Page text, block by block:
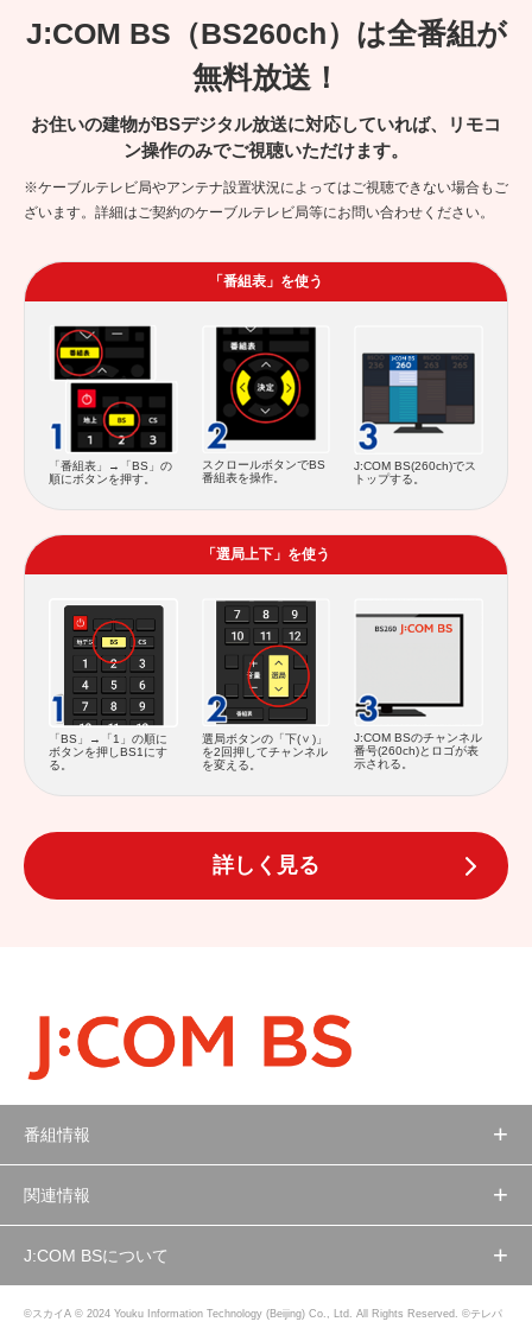
J:COM BS（BS260ch）は全番組が
無料放送！
お住いの建物がBSデジタル放送に対応していれば、リモコ
ン操作のみでご視聴いただけます。
※ケーブルテレビ局やアンテナ設置状況によってはご視聴できない場合もご
ざいます。詳細はご契約のケーブルテレビ局等にお問い合わせください。
「番組表」を使う
「番組表」→「BS」の
順にボタンを押す。
スクロールボタンでBS
番組表を操作。
J:COM BS(260ch)でス
トップする。
「選局上下」を使う
「BS」→「1」の順に
ボタンを押しBS1にす
る。
選局ボタンの「下(
)」
を2回押してチャンネル
を変える。
J:COM BSのチャンネル
番号(260ch)とロゴが表
示される。
詳しく見る
番組情報
関連情報
J:COM BSについて
©スカイA © 2024 Youku Information Technology (Beijing) Co., Ltd. All Rights Reserved. ©テレパ